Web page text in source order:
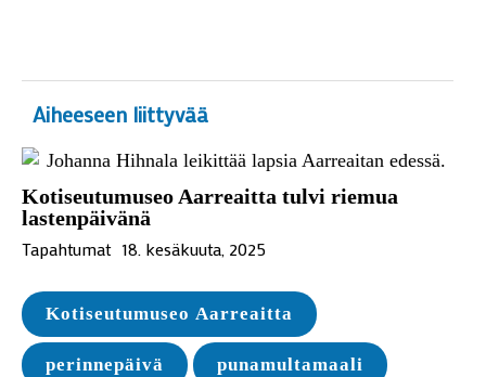
Aiheeseen liittyvää
Kotiseutumuseo Aarreaitta tulvi riemua
lastenpäivänä
Tapahtumat 18. kesäkuuta, 2025
Kotiseutumuseo Aarreaitta
perinnepäivä punamultamaali